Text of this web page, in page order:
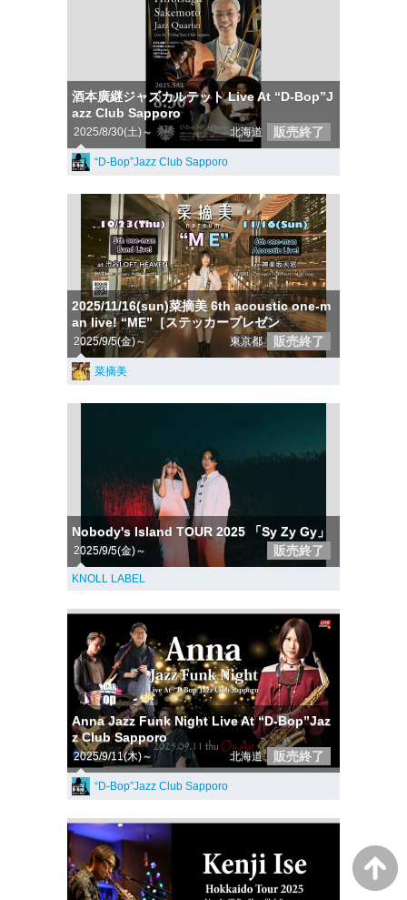
酒本廣継ジャズカルテット Live At “D-Bop”J
azz Club Sapporo
2025/8/30(土)～ 北海道 販売終了
“D-Bop”Jazz Club Sapporo
2025/11/16(sun)菜摘美 6th acoustic one-m
an live! “ME”［ステッカープレゼン
2025/9/5(金)～ 東京都 販売終了
菜摘美
Nobody's Island TOUR 2025 「Sy Zy Gy」
2025/9/5(金)～ 販売終了
KNOLL LABEL
Anna Jazz Funk Night Live At “D-Bop”Jaz
z Club Sapporo
2025/9/11(木)～ 北海道 販売終了
“D-Bop”Jazz Club Sapporo